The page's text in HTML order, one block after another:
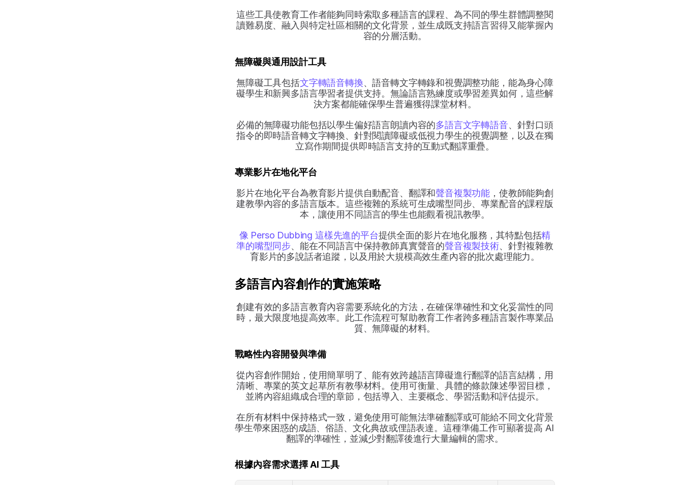
這些工具使教育工作者能夠同時索取多種語言的課程、為不同的學生群體調整閱
讀難易度、融入與特定社區相關的文化背景，並生成既支持語言習得又能掌握內
容的分層活動。
無障礙與通用設計工具
無障礙工具包括文字轉語音轉換、語音轉文字轉錄和視覺調整功能，能為身心障
礙學生和新興多語言學習者提供支持。無論語言熟練度或學習差異如何，這些解
決方案都能確保學生普遍獲得課堂材料。
必備的無障礙功能包括以學生偏好語言朗讀內容的多語言文字轉語音、針對口頭
指令的即時語音轉文字轉換、針對閱讀障礙或低視力學生的視覺調整，以及在獨
立寫作期間提供即時語言支持的互動式翻譯重疊。
專業影片在地化平台
影片在地化平台為教育影片提供自動配音、翻譯和聲音複製功能 ，使教師能夠創
建教學內容的多語言版本。這些複雜的系統可生成嘴型同步、專業配音的課程版
本，讓使用不同語言的學生也能觀看視訊教學。
像 Perso Dubbing 這樣先進的平台提供全面的影片在地化服務，其特點包括精
準的嘴型同步、能在不同語言中保持教師真實聲音的聲音複製技術、針對複雜教
育影片的多說話者追蹤，以及用於大規模高效生產內容的批次處理能力。
多語言內容創作的實施策略
創建有效的多語言教育內容需要系統化的方法，在確保準確性和文化妥當性的同
時，最大限度地提高效率。此工作流程可幫助教育工作者跨多種語言製作專業品
質、無障礙的材料。
戰略性內容開發與準備
從內容創作開始，使用簡單明了、能有效跨越語言障礙進行翻譯的語言結構，用
清晰、專業的英文起草所有教學材料。使用可衡量、具體的條款陳述學習目標，
並將內容組織成合理的章節，包括導入、主要概念、學習活動和評估提示。
在所有材料中保持格式一致，避免使用可能無法準確翻譯或可能給不同文化背景
學生帶來困惑的成語、俗語、文化典故或俚語表達。這種準備工作可顯著提高 AI
翻譯的準確性，並減少對翻譯後進行大量編輯的需求。
根據內容需求選擇 AI 工具